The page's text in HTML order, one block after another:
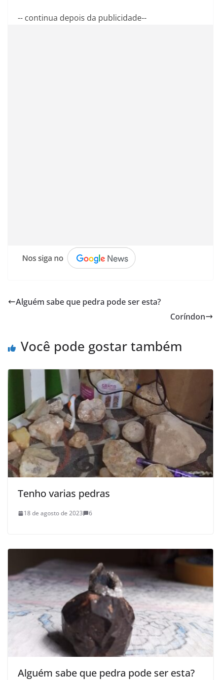
-- continua depois da publicidade--
Alguém sabe que pedra pode ser esta?
Coríndon
Você pode gostar também
Tenho varias pedras
18 de agosto de 2023 6
Alguém sabe que pedra pode ser esta?